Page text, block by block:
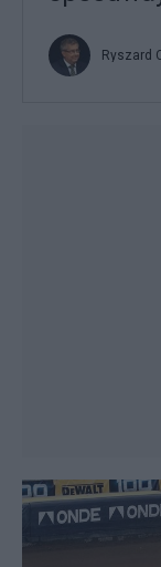
Ryszard